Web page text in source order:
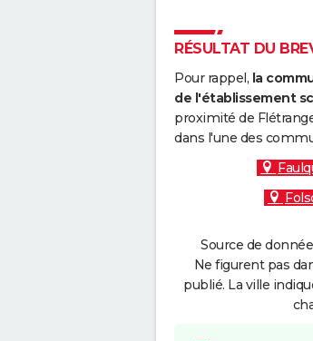
RÉSULTAT DU
Pour rappel, la
de l'établissement
proximité de
dans l'une des
Source de
Ne figurent pas
publié. La ville